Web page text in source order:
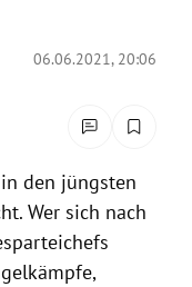
06.06.2021, 20:06
den jüngsten
Wer sich nach